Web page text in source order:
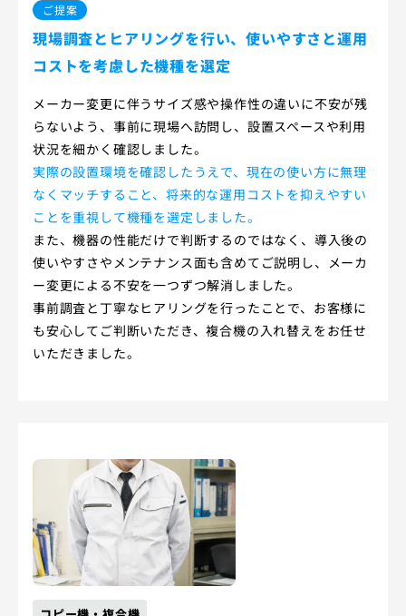
ご提案
現場調査とヒアリングを行い、使いやすさと運用
コストを考慮した機種を選定
メーカー変更に伴うサイズ感や操作性の違いに不安が残
らないよう、事前に現場へ訪問し、設置スペースや利用
状況を細かく確認しました。
実際の設置環境を確認したうえで、現在の使い方に無理
なくマッチすること、将来的な運用コストを抑えやすい
ことを重視して機種を選定しました。
また、機器の性能だけで判断するのではなく、導入後の
使いやすさやメンテナンス面も含めてご説明し、メーカ
ー変更による不安を一つずつ解消しました。
事前調査と丁寧なヒアリングを行ったことで、お客様に
も安心してご判断いただき、複合機の入れ替えをお任せ
いただきました。